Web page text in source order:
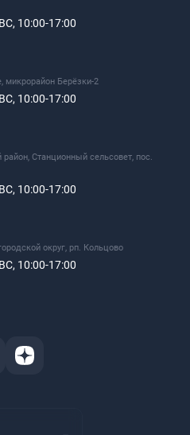
10:00-17:00
микрорайон Берёзки-2
10:00-17:00
Станционный сельсовет, пос.
10:00-17:00
округ, рп. Кольцово
10:00-17:00